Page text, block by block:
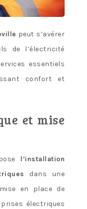
peut s’avérer
de l’électricité
essentiels
confort et
et mise
l’installation
dans une
en place de
électriques